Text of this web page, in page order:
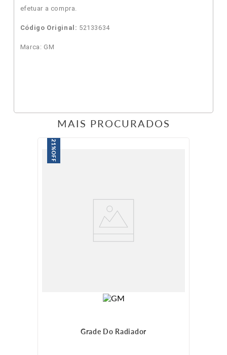
efetuar a compra.
Código Original: 52133634
Marca: GM
MAIS PROCURADOS
21%
OFF
Grade Do Radiador